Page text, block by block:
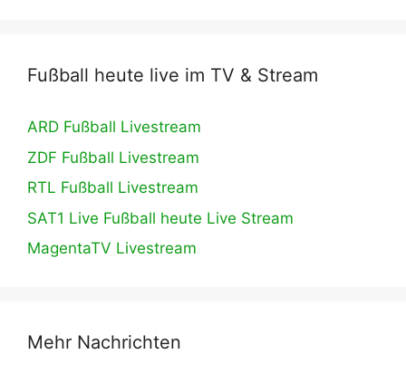
Fußball heute live im TV & Stream
ARD Fußball Livestream
ZDF Fußball Livestream
RTL Fußball Livestream
SAT1 Live Fußball heute Live Stream
MagentaTV Livestream
Mehr Nachrichten